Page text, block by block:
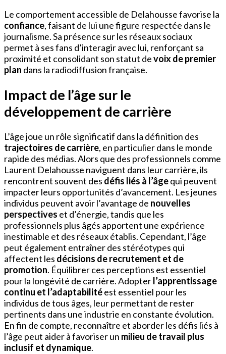
Le comportement accessible de Delahousse favorise la
confiance, faisant de lui une figure respectée dans le
journalisme. Sa présence sur les réseaux sociaux
permet à ses fans d’interagir avec lui, renforçant sa
proximité et consolidant son statut devoix de premier
plan dans la radiodiffusion française.
Impact de l’âge sur le
développement de carrière
L’âge joue un rôle significatif dans la définition des
trajectoires de carrière, en particulier dans le monde
rapide des médias. Alors que des professionnels comme
Laurent Delahousse naviguent dans leur carrière, ils
rencontrent souvent des défis liés à l’âgequi peuvent
impacter leurs opportunités d’avancement. Les jeunes
individus peuvent avoir l’avantage de nouvelles
perspectives et d’énergie, tandis que les
professionnels plus âgés apportent une expérience
inestimable et des réseaux établis. Cependant, l’âge
peut également entraîner des stéréotypes qui
affectent les décisions de recrutement et de
promotion. Équilibrer ces perceptions est essentiel
pour la longévité de carrière. Adopterl’apprentissage
continu et l’adaptabilitéest essentiel pour les
individus de tous âges, leur permettant de rester
pertinents dans une industrie en constante évolution.
En fin de compte, reconnaître et aborder les défis liés à
l’âge peut aider à favoriser un milieu de travail plus
inclusif et dynamique.